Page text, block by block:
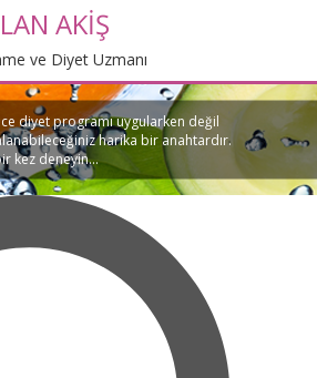
AKİŞ
ve Diyet Uzmanı
diyet programı uygularken değil
harika bir anahtardır.
kez deneyin...